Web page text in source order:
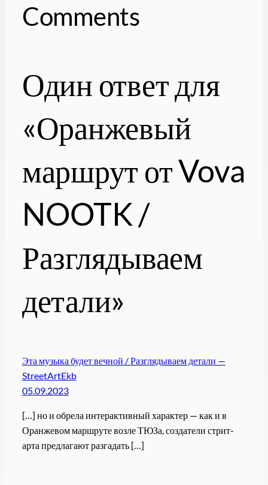
Comments
Один ответ для
«Оранжевый
маршрут от Vova
NOOTK /
Разглядываем
детали»
Эта музыка будет вечной / Разглядываем детали —
StreetArtEkb
05.09.2023
[…] но и обрела интерактивный характер — как и в
Оранжевом маршруте возле ТЮЗа, создатели стрит-
арта предлагают разгадать […]